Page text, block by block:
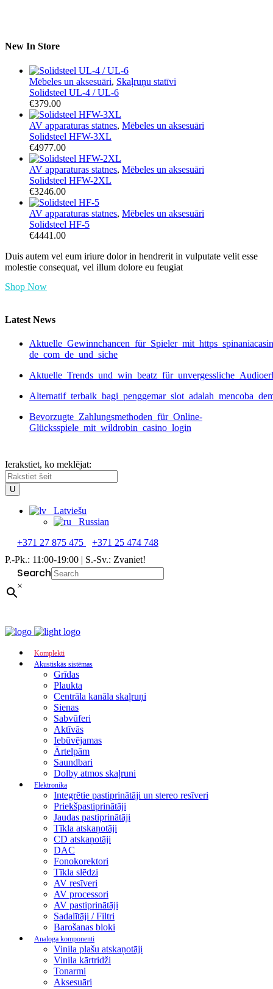
New In Store
Mēbeles un aksesuāri, Skaļruņu statīvi
Solidsteel UL-4 / UL-6
€379.00
AV apparaturas statnes, Mēbeles un aksesuāri
Solidsteel HFW-3XL
€4977.00
AV apparaturas statnes, Mēbeles un aksesuāri
Solidsteel HFW-2XL
€3246.00
AV apparaturas statnes, Mēbeles un aksesuāri
Solidsteel HF-5
€4441.00
Duis autem vel eum iriure dolor in hendrerit in vulputate velit esse
molestie consequat, vel illum dolore eu feugiat
Shop Now
Latest News
de_com_de_und_siche
Bevorzugte_Zahlungsmethoden_für_Online-
Glücksspiele_mit_wildrobin_casino_login
Ierakstiet, ko meklējat:
Latviešu
Russian
+371 27 875 475
+371 25 474 748
P.-Pk.: 11:00-19:00 | S.-Sv.: Zvaniet!
Search
×
Komplekti
Akustiskās sistēmas
Grīdas
Plaukta
Centrāla kanāla skaļruņi
Sienas
Sabvūferi
Aktīvās
Iebūvējamas
Ārtelpām
Saundbari
Dolby atmos skaļruni
Elektronika
Integrētie pastiprinātāji un stereo resīveri
Priekšpastiprinātāji
Jaudas pastiprinātāji
Tīkla atskaņotāji
CD atskaņotāji
DAC
Fonokorektori
Tīkla slēdzi
AV resīveri
AV processori
AV pastiprinātāji
Sadalītāji / Filtri
Barošanas bloki
Analoga komponenti
Vinila plašu atskaņotāji
Vinila kārtridži
Tonarmi
Aksesuāri